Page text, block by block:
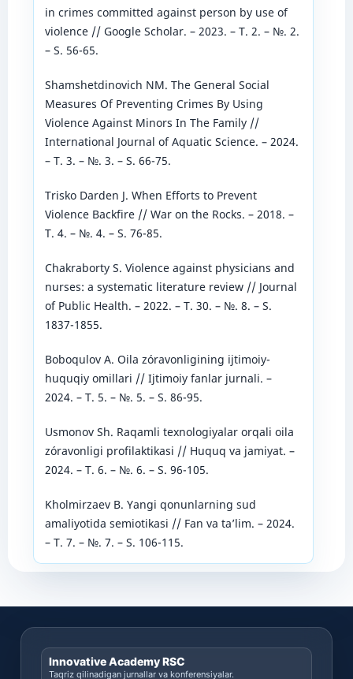
in crimes committed against person by use of
violence // Google Scholar. – 2023. – T. 2. – №. 2.
– S. 56-65.
Shamshetdinovich NM. The General Social
Measures Of Preventing Crimes By Using
Violence Against Minors In The Family //
International Journal of Aquatic Science. – 2024.
– T. 3. – №. 3. – S. 66-75.
Trisko Darden J. When Efforts to Prevent
Violence Backfire // War on the Rocks. – 2018. –
T. 4. – №. 4. – S. 76-85.
Chakraborty S. Violence against physicians and
nurses: a systematic literature review // Journal
of Public Health. – 2022. – T. 30. – №. 8. – S.
1837-1855.
Boboqulov A. Oila zóravonligining ijtimoiy-
huquqiy omillari // Ijtimoiy fanlar jurnali. –
2024. – T. 5. – №. 5. – S. 86-95.
Usmonov Sh. Raqamli texnologiyalar orqali oila
zóravonligi profilaktikasi // Huquq va jamiyat. –
2024. – T. 6. – №. 6. – S. 96-105.
Kholmirzaev B. Yangi qonunlarning sud
amaliyotida semiotikasi // Fan va ta’lim. – 2024.
– T. 7. – №. 7. – S. 106-115.
Innovative Academy RSC
Taqriz qilinadigan jurnallar va konferensiyalar.